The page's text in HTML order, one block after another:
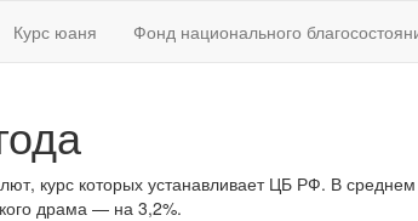
Курс юаня Фонд национального
курс которых устанавливает ЦБ РФ. В среднем
драма — на 3,2%.